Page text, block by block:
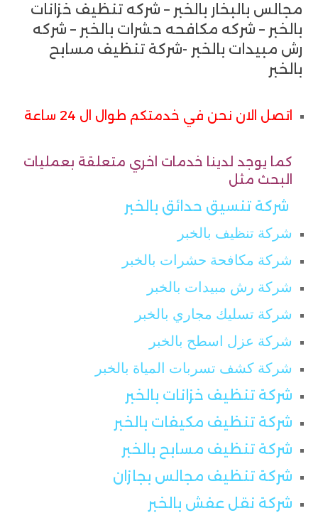
مجالس بالبخار بالخبر – شركه تنظيف خزانات
بالخبر – شركه مكافحه حشرات بالخبر – شركه
رش مبيدات بالخبر -شركة تنظيف مسابح
بالخبر
اتصل الان نحن في خدمتكم طوال ال 24 ساعة
كما يوجد لدينا خدمات اخري متعلقة بعمليات
البحث مثل
شركة تنسيق حدائق بالخبر
شركة تنظيف بالخبر
شركة مكافحة حشرات بالخبر
شركة رش مبيدات بالخبر
شركة تسليك مجاري بالخبر
شركة عزل اسطح بالخبر
شركة كشف تسربات المياة بالخبر
شركة تنظيف خزانات بالخبر
شركة تنظيف مكيفات بالخبر
شركة تنظيف مسابح بالخبر
شركة تنظيف مجالس بجازان
شركة نقل عفش بالخبر